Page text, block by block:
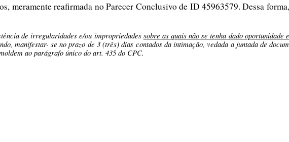
meramente reafirmada no Parecer Conclusivo de ID 45963579. Dessa
de irregularidades e/ou impropriedades sobre as quais não se tenha dado
manifestar- se no prazo de 3 (três) dias contados da intimação, vedada a juntada de
ao parágrafo único do art. 435 do CPC.